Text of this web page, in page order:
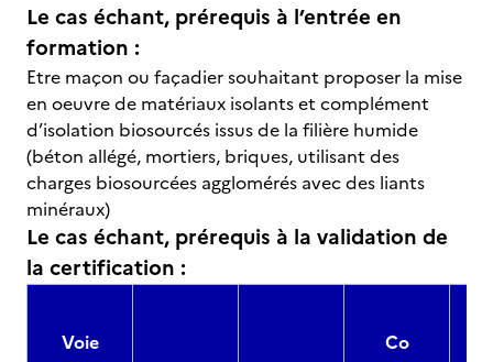
Le cas échant, prérequis à l’entrée en
formation :
Etre maçon ou façadier souhaitant proposer la mise
en oeuvre de matériaux isolants et complément
d’isolation biosourcés issus de la filière humide
(béton allégé, mortiers, briques, utilisant des
charges biosourcées agglomérés avec des liants
minéraux)
Le cas échant, prérequis à la validation de
la certification :
Voie
Co